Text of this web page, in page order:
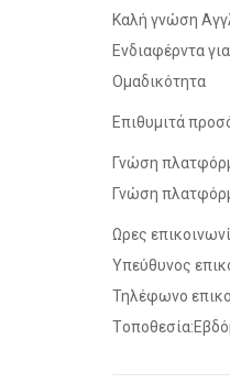
Καλή γνώση
Ενδιαφέρντα
Oμαδικότητα
Επιθυμιτά
Γνώση
Γνώση
Ωρες
Υπεύθυνος
Τηλέφωνο